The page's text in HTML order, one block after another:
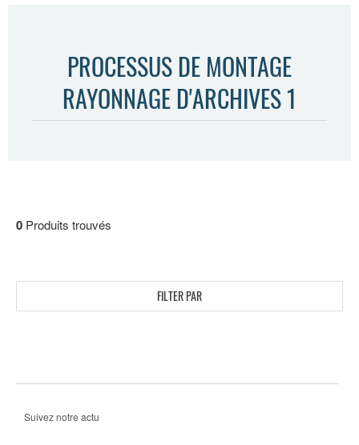
PROCESSUS DE MONTAGE
RAYONNAGE D'ARCHIVES 1
0 Produits trouvés
FILTER PAR
Suivez notre actu